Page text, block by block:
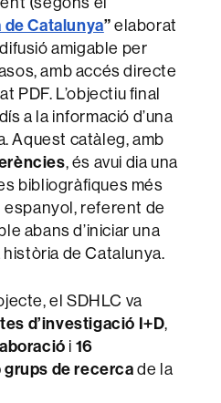
de Catalunya”elaborat
amigable per
amb accés directe
PDF. L’objectiu final
a la informació d’una
Aquest catàleg, amb
, és avui dia una
bibliogràfiques més
espanyol, referent de
abans d’iniciar una
de Catalunya.
el SDHLC va
d’investigació I+D,
i 16
grups de recercade la